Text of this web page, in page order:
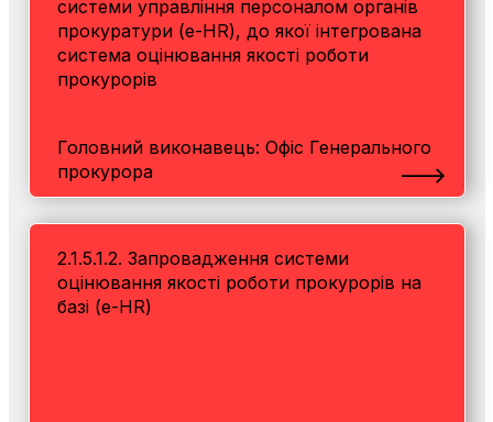
системи управління персоналом органів
прокуратури (e-HR), до якої інтегрована
система оцінювання якості роботи
прокурорів
Головний виконавець: Офіс Генерального
прокурора
2.1.5.1.2. Запровадження системи
оцінювання якості роботи прокурорів на
базі (e-HR)